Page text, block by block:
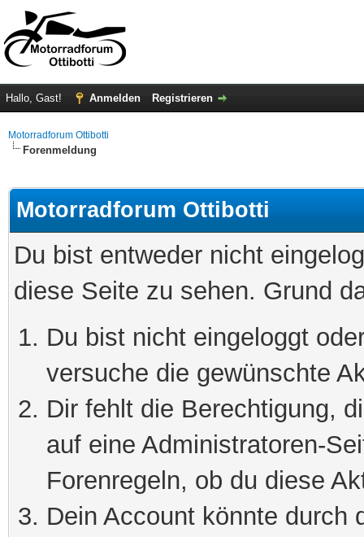
Hallo, Gast! Anmelden Registrieren
Motorradforum Ottibotti
Forenmeldung
Motorradforum Ottibotti
Du bist entweder nicht
diese Seite zu sehen. Grund
Du bist nicht eingeloggt
versuche die gewünschte
Dir fehlt die Berechtigung,
auf eine Administratoren-
Forenregeln, ob du diese
Dein Account könnte durch